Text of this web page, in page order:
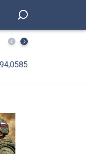
организаций